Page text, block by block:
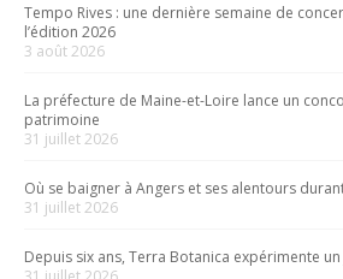
Tempo Rives : une dernière semaine de
l’édition 2026
3 août 2026
La préfecture de Maine-et-Loire lance un
patrimoine
31 juillet 2026
Où se baigner à Angers et ses alentours durant
31 juillet 2026
Depuis six ans, Terra Botanica expérimente